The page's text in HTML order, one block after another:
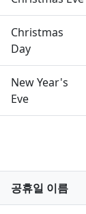
Christmas
Day
New Year's
Eve
공휴일 이름